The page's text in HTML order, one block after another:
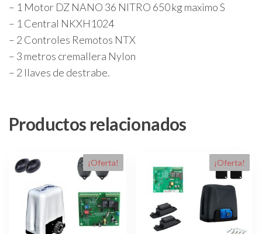
de
crmallera
+2
controles
cantidad
– 1 Motor DZ NANO 36 NITRO 650 kg maximo S
– 1 Central NKXH1024
– 2 Controles Remotos NTX
– 3 metros cremallera Nylon
– 2 llaves de destrabe.
Productos relacionados
¡Oferta! ¡Oferta!